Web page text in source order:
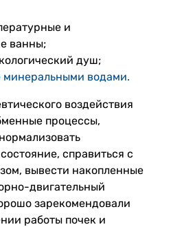
и
ванны;
душ;
минеральными водами.
воздействия
процессы,
справиться с
вывести накопленные
двигательный
зарекомендовали
работы почек и